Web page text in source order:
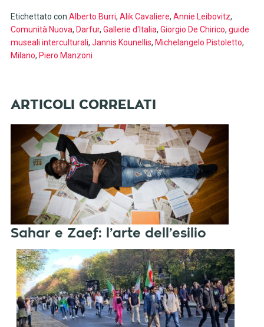
Etichettato con:Alberto Burri, Alik Cavaliere, Annie Leibovitz,
Comunità Nuova, Darfur, Gallerie d'Italia, Giorgio De Chirico, guide
museali interculturali, Jannis Kounellis, Michelangelo Pistoletto,
Milano, Piero Manzoni
Sahar e Zaef: l’arte dell’esilio